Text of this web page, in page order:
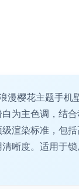
漫樱花主题手机
为主色调，结
渲染标准，包
晰度。适用于